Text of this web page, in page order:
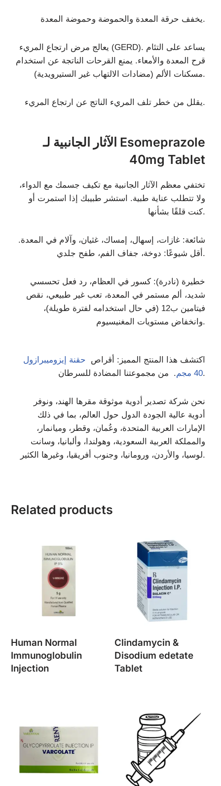
يخفف حرقة المعدة والحموضة وحموضة المعدة.
يعالج مرض ارتجاع المريء (GERD). يساعد على التئام
قرح المعدة والأمعاء. يمنع القرحات الناتجة عن استخدام
مسكنات الألم (مضادات الالتهاب غير الستيرويدية).
يقلل من خطر تلف المريء الناتج عن ارتجاع المريء.
الآثار الجانبية لـ Esomeprazole
40mg Tablet
تختفي معظم الآثار الجانبية مع تكيف جسمك مع الدواء،
ولا تتطلب عناية طبية. استشر طبيبك إذا استمرت أو
كنت قلقًا بشأنها.
شائعة: غازات، إسهال، إمساك، غثيان، وآلام في المعدة.
أقل شيوعًا: دوخة، جفاف الفم، طفح جلدي.
خطيرة (نادرة): كسور في العظام، رد فعل تحسسي
شديد، ألم مستمر في المعدة، تعب غير طبيعي، نقص
فيتامين ب12 (في حال استخدامه لفترة طويلة)،
وانخفاض مستويات المغنيسيوم.
اكتشف هذا المنتج المميز: أقراص حقنة إيزوميبرازول
40 مجم. من مجموعتنا المضادة للسرطان.
نحن شركة تصدير أدوية موثوقة مقرها الهند، ونوفر
أدوية عالية الجودة الدول حول العالم، بما في ذلك
الإمارات العربية المتحدة، وعُمان، وقطر، وميانمار،
والمملكة العربية السعودية، وهولندا، وألبانيا، وسانت
لوسيا، والأردن، ورومانيا، وجنوب أفريقيا، وغيرها الكثير.
Related products
Human Normal
Immunoglobulin
Injection
Clindamycin &
Disodium edetate
Tablet